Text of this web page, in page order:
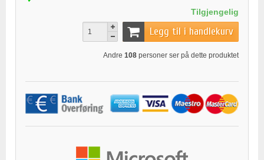
Tilgjengelig
Legg til i handlekurv
Andre 108 personer ser på dette produktet